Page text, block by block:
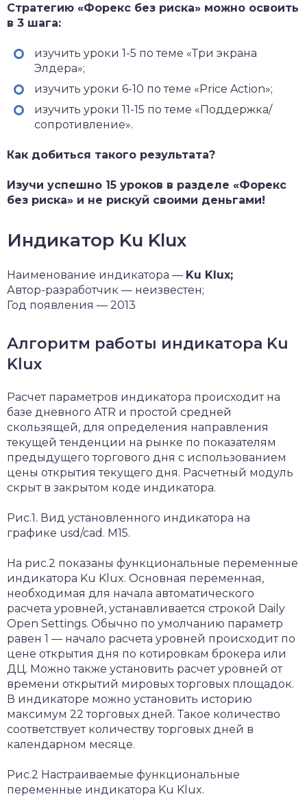
Стратегию «Форекс без риска» можно освоить
в 3 шага:
изучить уроки 1-5 по теме «Три экрана
Элдера»;
изучить уроки 6-10 по теме «Price Action»;
изучить уроки 11-15 по теме «Поддержка/
сопротивление».
Как добиться такого результата?
Изучи успешно 15 уроков в разделе «Форекс
без риска» и не рискуй своими деньгами!
Индикатор Ku Klux
Наименование индикатора — Ku Klux;
Автор-разработчик — неизвестен;
Год появления — 2013
Алгоритм работы индикатора Ku
Klux
Расчет параметров индикатора происходит на
базе дневного АТR и простой средней
скользящей, для определения направления
текущей тенденции на рынке по показателям
предыдущего торгового дня с использованием
цены открытия текущего дня. Расчетный модуль
скрыт в закрытом коде индикатора.
Рис.1. Вид установленного индикатора на
графике usd/cad. M15.
На рис.2 показаны функциональные переменные
индикатора Ku Klux. Основная переменная,
необходимая для начала автоматического
расчета уровней, устанавливается строкой Daily
Open Settings. Обычно по умолчанию параметр
равен 1 — начало расчета уровней происходит по
цене открытия дня по котировкам брокера или
ДЦ. Можно также установить расчет уровней от
времени открытий мировых торговых площадок.
В индикаторе можно установить историю
максимум 22 торговых дней. Такое количество
соответствует количеству торговых дней в
календарном месяце.
Рис.2 Настраиваемые функциональные
переменные индикатора Ku Klux.